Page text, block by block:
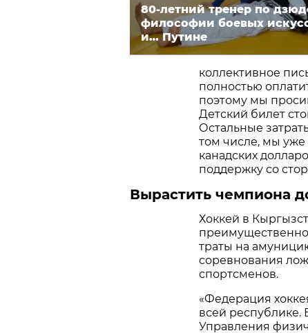
80-летний тренер по
философии боевых
и… Путине
коллективное
полностью
поэтому мы
Детский билет
Остальные
том числе, мы уже
канадских
поддержку со
Вырастить чемпиона
Хоккей в
траты на
соревнования
спортсменов.
«Федерация
всей республике.
Управления